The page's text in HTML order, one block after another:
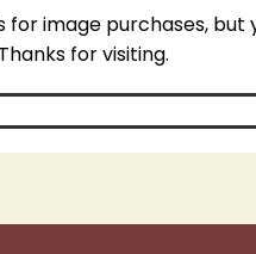
for image purchases,
for visiting.